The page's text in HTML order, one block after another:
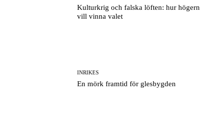
Kulturkrig och falska löften: hur högern
vill vinna valet
INRIKES
En mörk framtid för glesbygden